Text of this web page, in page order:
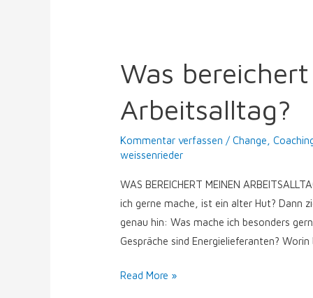
Was
Arbeitsalltag?
Kommentar verfassen /Change ,
weissenrieder
WAS BEREICHERT MEINEN
ich gerne mache, ist ein alter Hut? Dann
genau hin: Was mache ich besonders
Gespräche sind Energielieferanten?
meinen
Arbeitsalltag?
Read More »